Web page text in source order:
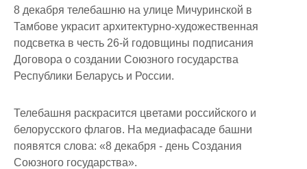
8 декабря телебашню на улице Мичуринской в
Тамбове украсит архитектурно-художественная
подсветка в честь 26-й годовщины подписания
Договора о создании Союзного государства
Республики Беларусь и России.
Телебашня раскрасится цветами российского и
белорусского флагов. На медиафасаде башни
появятся слова: «8 декабря - день Создания
Союзного государства».